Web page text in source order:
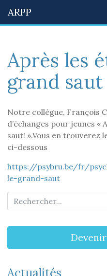
ARPP
Après les
grand saut
Notre collègue, François
d’échanges pour jeunes «
saut! ».Vous en trouverez
ci-dessous
https://psybru.be/fr/
le-grand-saut
Actualités